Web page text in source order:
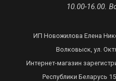
10.00-16.00.
ИП Новожилова Елена
Волковыск, ул.
Интернет-магазин
Республики Беларусь